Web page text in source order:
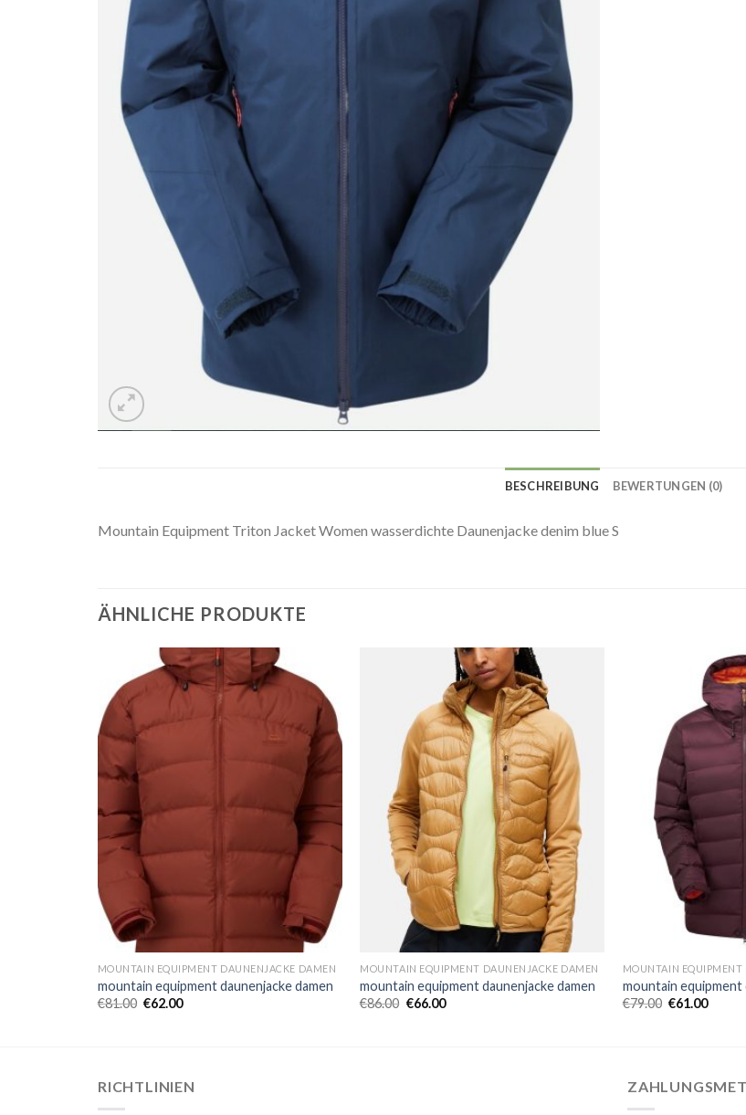
BESCHREIBUNG BEWERTUNGEN (0)
Mountain Equipment Triton Jacket Women wasserdichte Daunenjacke denim blue S
ÄHNLICHE PRODUKTE
MOUNTAIN EQUIPMENT DAUNENJACKE DAMEN
mountain equipment daunenjacke damen
€81.00 €62.00
MOUNTAIN EQUIPMENT DAUNENJACKE DAMEN
mountain equipment daunenjacke damen
€86.00 €66.00
MOUNTAIN
mountain equipment
€79.00 €61.00
RICHTLINIEN